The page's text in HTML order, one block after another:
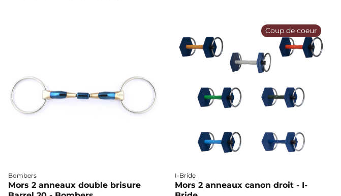
Bombers
Mors 2 anneaux double brisure
I-Bride
Mors 2 anneaux canon droit - I-
Coup de coeur